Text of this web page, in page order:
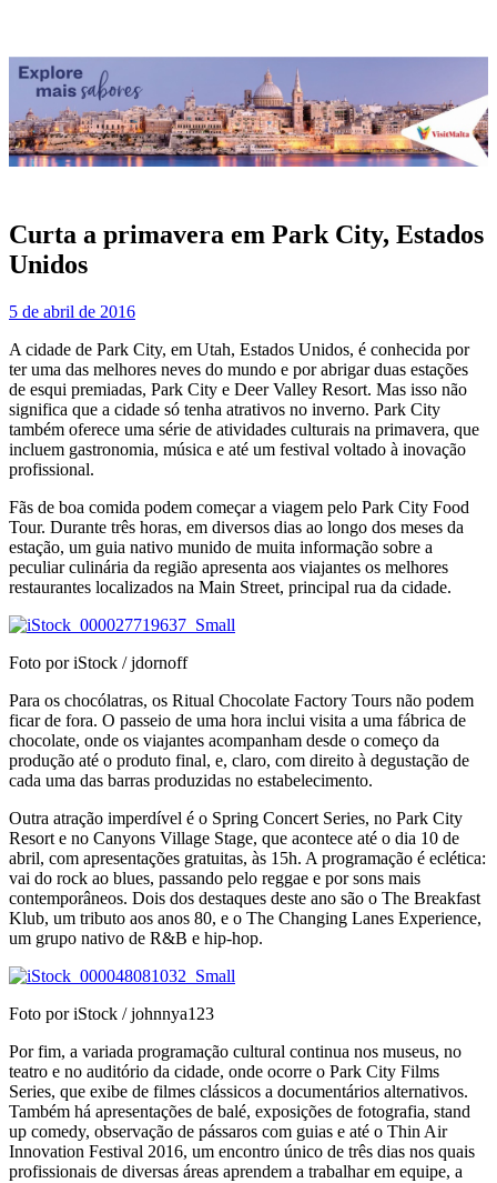
Curta a primavera em Park City, Estados
Unidos
5 de abril de 2016
A cidade de Park City, em Utah, Estados Unidos, é conhecida por
ter uma das melhores neves do mundo e por abrigar duas estações
de esqui premiadas, Park City e Deer Valley Resort. Mas isso não
significa que a cidade só tenha atrativos no inverno. Park City
também oferece uma série de atividades culturais na primavera, que
incluem gastronomia, música e até um festival voltado à inovação
profissional.
Fãs de boa comida podem começar a viagem pelo Park City Food
Tour. Durante três horas, em diversos dias ao longo dos meses da
estação, um guia nativo munido de muita informação sobre a
peculiar culinária da região apresenta aos viajantes os melhores
restaurantes localizados na Main Street, principal rua da cidade.
Foto por iStock / jdornoff
Para os chocólatras, os Ritual Chocolate Factory Tours não podem
ficar de fora. O passeio de uma hora inclui visita a uma fábrica de
chocolate, onde os viajantes acompanham desde o começo da
produção até o produto final, e, claro, com direito à degustação de
cada uma das barras produzidas no estabelecimento.
Outra atração imperdível é o Spring Concert Series, no Park City
Resort e no Canyons Village Stage, que acontece até o dia 10 de
abril, com apresentações gratuitas, às 15h. A programação é eclética:
vai do rock ao blues, passando pelo reggae e por sons mais
contemporâneos. Dois dos destaques deste ano são o The Breakfast
Klub, um tributo aos anos 80, e o The Changing Lanes Experience,
um grupo nativo de R&B e hip-hop.
Foto por iStock / johnnya123
Por fim, a variada programação cultural continua nos museus, no
teatro e no auditório da cidade, onde ocorre o Park City Films
Series, que exibe de filmes clássicos a documentários alternativos.
Também há apresentações de balé, exposições de fotografia, stand
up comedy, observação de pássaros com guias e até o Thin Air
Innovation Festival 2016, um encontro único de três dias nos quais
profissionais de diversas áreas aprendem a trabalhar em equipe, a